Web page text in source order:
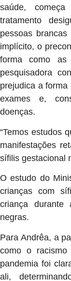
saúde,
tratamento
pessoas
implícito, o
forma como as
pesquisadora
prejudica a
exames e,
doenças.
“Temos estudos
manifestações
sífilis gestacional
O estudo do
crianças com
criança
negras.
Para Andrêa, a
como o racismo
pandemia foi
ali,